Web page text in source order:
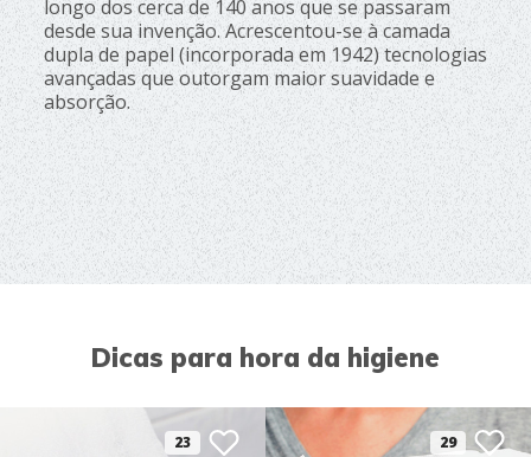
longo dos cerca de 140 anos que se passaram
desde sua invenção. Acrescentou-se à camada
dupla de papel (incorporada em 1942) tecnologias
avançadas que outorgam maior suavidade e
absorção.
Dicas para hora da higiene
23 29